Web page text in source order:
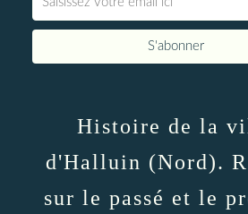
Histoire de la
d'Halluin (Nord).
sur le passé et le